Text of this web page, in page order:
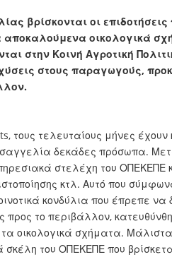
βρίσκονται οι
οικολογικά
στην Κοινή Αγροτική
στους παραγωγούς,
τελευταίους μήνες έχουν
δεκάδες πρόσωπα.
στελέχη του ΟΠΕΚΕΠΕ
κτλ. Αυτό που
κονδύλια που έπρεπε
το περιβάλλον,
οικολογικά σχήματα.
του ΟΠΕΚΕΠΕ που